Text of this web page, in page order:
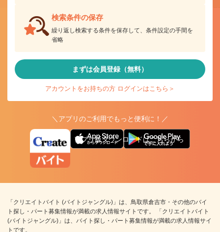
検索条件の保存
繰り返し検索する条件を保存して、条件設定の手間を
省略
まずは会員登録（無料）
アカウントをお持ちの方 ログインはこちら＞
＼アプリのご利用でもっと便利に！／
アプリ版ダウンロードはこちらから
「クリエイトバイト (バイトジャングル)」は、鳥取県倉吉市・その他のバイ
ト探し・パート募集情報が満載の求人情報サイトです。 「クリエイトバイト
(バイトジャングル)」は、バイト探し・パート募集情報が満載の求人情報サイ
トです。